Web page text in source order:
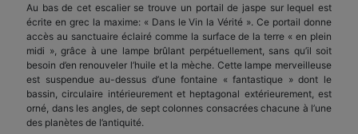
Au bas de cet escalier se trouve un portail de jaspe sur lequel est
écrite en grec la maxime: « Dans le Vin la Vérité ». Ce portail donne
accès au sanctuaire éclairé comme la surface de la terre « en plein
midi », grâce à une lampe brûlant perpétuellement, sans qu’il soit
besoin d’en renouveler l’huile et la mèche. Cette lampe merveilleuse
est suspendue au-dessus d’une fontaine « fantastique » dont le
bassin, circulaire intérieurement et heptagonal extérieurement, est
orné, dans les angles, de sept colonnes consacrées chacune à l’une
des planètes de l’antiquité.